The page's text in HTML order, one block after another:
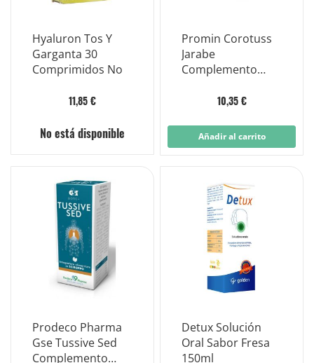
Hyaluron Tos Y
Garganta 30
Comprimidos No
11,85 €
No está disponible
Promin Corotuss
Jarabe
Complemento
10,35 €
Añadir al carrito
Prodeco Pharma
Gse Tussive Sed
Complemento
Detux Solución
Oral Sabor Fresa
150ml